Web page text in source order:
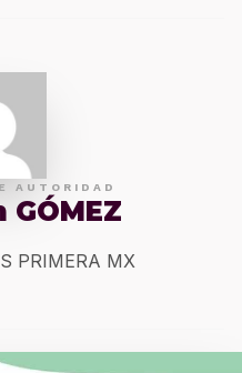
AUTORIDAD
PRIMERA MX